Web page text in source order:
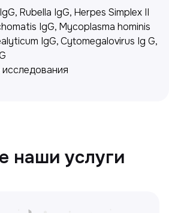
Rubella IgG, Herpes Simplex II
IgG, Mycoplasma hominis
IgG, Cytomegalovirus Ig G,
услуги